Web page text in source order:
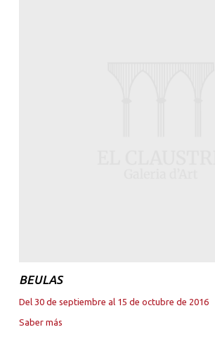
BEULAS
Del 30 de septiembre al 15 de octubre de 2016
Saber más